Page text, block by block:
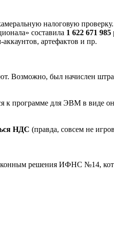
налоговую
составила 1 622 671 985
артефактов и пр.
Возможно, был начислен
к программе для ЭВМ в виде
НДС (правда, совсем не
решения ИФНС №14,